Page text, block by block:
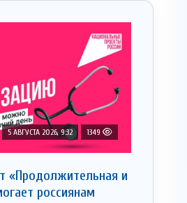
5 АВГУСТА 2026, 9:32 1349
«Продолжительная и
россиянам